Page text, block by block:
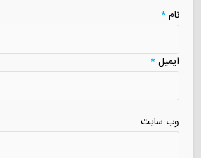
نام*
ایمیل*
وب سایت